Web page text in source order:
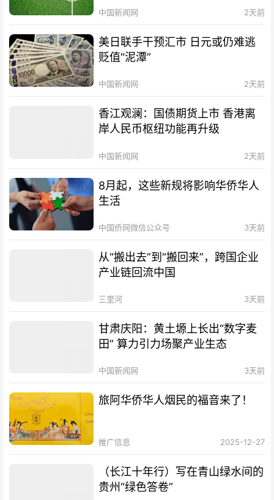
中国新闻网 2天前
美日联手干预汇市 日元或仍难逃
贬值“泥潭”
中国新闻网 2天前
香江观澜：国债期货上市 香港离
岸人民币枢纽功能再升级
中国新闻网 2天前
8月起，这些新规将影响华侨华人
生活
中国侨网微信公众号 3天前
从“搬出去”到“搬回来”，跨国企业
产业链回流中国
三里河 3天前
甘肃庆阳：黄土塬上长出“数字麦
田” 算力引力场聚产业生态
中国新闻网 3天前
旅阿华侨华人烟民的福音来了！
推广信息 2025-12-27
（长江十年行）写在青山绿水间的
贵州“绿色答卷”